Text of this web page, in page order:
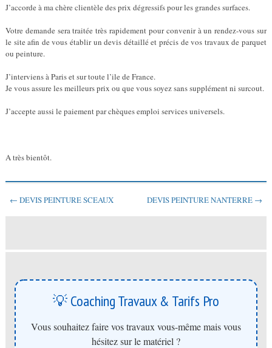
J’accorde à ma chère clientèle des prix dégressifs pour les grandes surfaces.
Votre demande sera traitée très rapidement pour convenir à un rendez-vous sur
le site afin de vous établir un devis détaillé et précis de vos travaux de parquet
ou peinture.
J’interviens à Paris et sur toute l’ile de France.
Je vous assure les meilleurs prix ou que vous soyez sans supplément ni surcout.
J’accepte aussi le paiement par chèques emploi services universels.
A très bientôt.
← DEVIS PEINTURE SCEAUX DEVIS PEINTURE NANTERRE →
💡 Coaching Travaux & Tarifs Pro
Vous souhaitez faire vos travaux vous-même mais vous
hésitez sur le matériel ?